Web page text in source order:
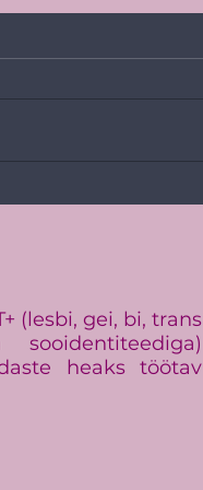
(lesbi, gei, bi, trans
heaks töötav